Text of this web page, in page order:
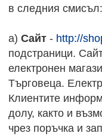
в следния смисъл:
a) Сайт- http://
подстраници.
електронен
Търговеца.
Клиентите
долу, както и
чрез поръчка и